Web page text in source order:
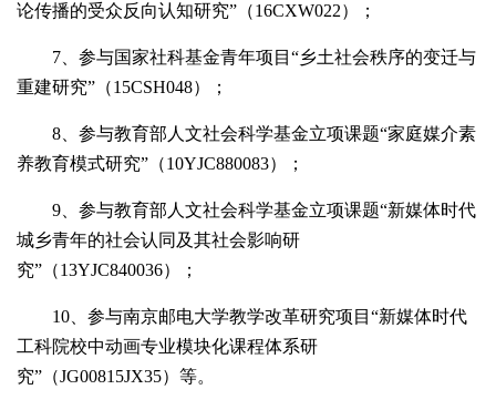
论传播的受众反向认知研究”（16CXW022）；
7 、参与国家社科基金青年项目“乡土社会秩序的变迁与
重建研究”（15CSH048）；
8 、参与教育部人文社会科学基金立项课题“家庭媒介素
养教育模式研究”（10YJC880083）；
9 、参与教育部人文社会科学基金立项课题“新媒体时代
城乡青年的社会认同及其社会影响研
究”（13YJC840036）；
10 、参与南京邮电大学教学改革研究项目“新媒体时代
工科院校中动画专业模块化课程体系研
究”（JG00815JX35）等。